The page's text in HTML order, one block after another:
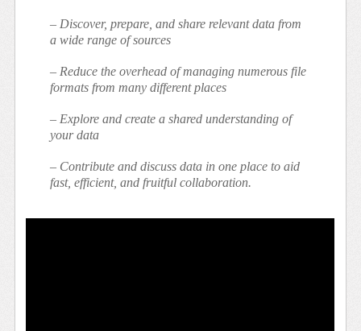
– Discover, prepare, and share relevant data from
a wide range of sources
– Reduce the overhead of managing numerous file
formats from many different places
– Explore and create a shared understanding of
your data
– Contribute and discuss data in one place to aid
fast, efficient, and fruitful collaboration.